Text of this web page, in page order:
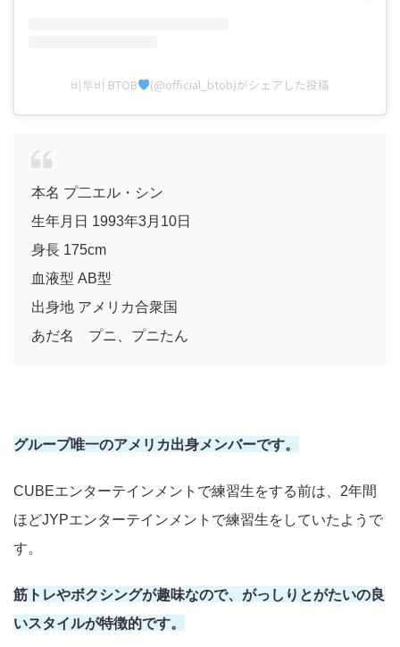
비투비 BTOB (@official_btob)がシェアした投稿
本名 プ二エル・シン
生年月日 1993年3月10日
身長 175cm
血液型 AB型
出身地 アメリカ合衆国
あだ名 プニ、プニたん
グループ唯一のアメリカ出身メンバーです。
CUBEエンターテインメントで練習生をする前は、2年間
ほどJYPエンターテインメントで練習生をしていたようで
す。
筋トレやボクシングが趣味なので、がっしりとがたいの良
いスタイルが特徴的です。